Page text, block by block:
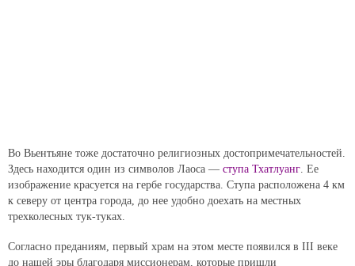
Во Вьентьяне тоже достаточно религиозных достопримечательностей.
Здесь находится один из символов Лаоса — ступа Тхатлуанг. Ее
изображение красуется на гербе государства. Ступа расположена 4 км
к северу от центра города, до нее удобно доехать на местных
трехколесных тук-туках.
Согласно преданиям, первый храм на этом месте появился в III веке
до нашей эры благодаря миссионерам, которые пришли